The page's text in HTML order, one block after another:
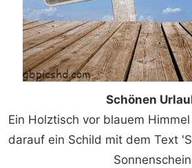
Schönen
Ein Holztisch vor blauem
darauf ein Schild mit dem Text